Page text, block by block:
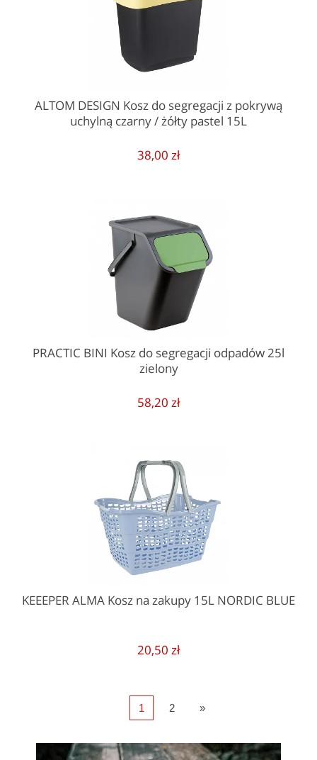
ALTOM DESIGN Kosz do segregacji z pokrywą
uchylną czarny / żółty pastel 15L
38,00 zł
PRACTIC BINI Kosz do segregacji odpadów 25l
zielony
58,20 zł
KEEEPER ALMA Kosz na zakupy 15L NORDIC BLUE
20,50 zł
1 2 »